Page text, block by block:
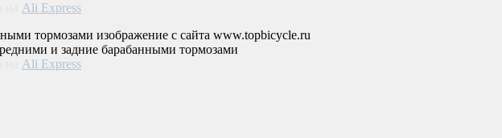
Ali Express
и задние барабанными тормозами
Ali Express